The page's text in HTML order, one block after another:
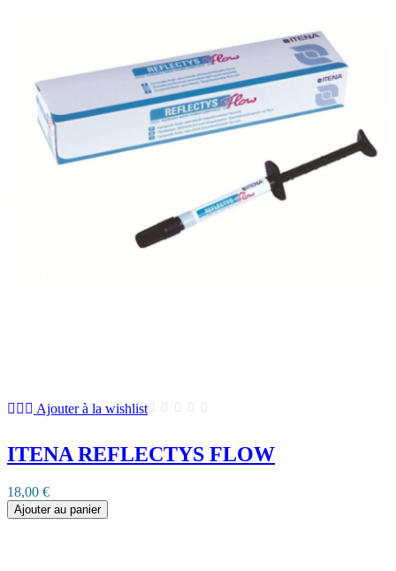
Ajouter à la wishlist
ITENA REFLECTYS FLOW
18,00 €
Ajouter au panier